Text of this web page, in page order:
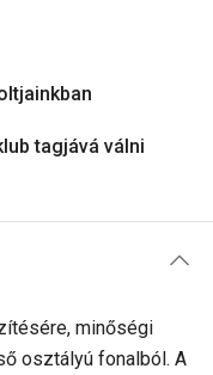
tagjává válni
minőségi
osztályú fonalból. A